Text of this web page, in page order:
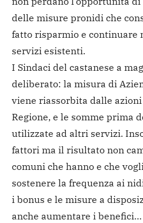
delle misure pronidi che
fatto risparmio e continuare
servizi esistenti.
I Sindaci del castanese a
deliberato: la misura di
viene riassorbita dalle
Regione, e le somme prima
utilizzate ad altri servizi.
fattori ma il risultato non
comuni che hanno e che
sostenere la frequenza ai
i bonus e le misure a
anche aumentare i